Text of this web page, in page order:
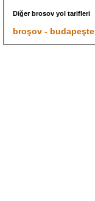
Diğer brosov yol tarifleri
broşov - budapeşte